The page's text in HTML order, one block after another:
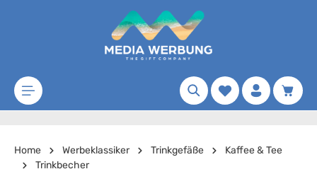
Zum Hauptinhalt springen
Merkzettel
Home Werbeklassiker Trinkgefäße
Kaffee & Tee
Trinkbecher